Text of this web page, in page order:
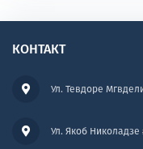
КОНТАКТ
Ул. Тевдоре
Ул. Якоб Николадзе